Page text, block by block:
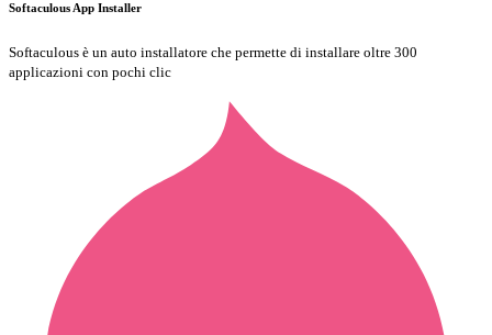
Softaculous App Installer
Softaculous è un auto installatore che permette di installare oltre 300
applicazioni con pochi clic